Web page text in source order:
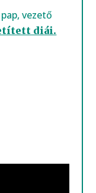
pap,vezető
diái.